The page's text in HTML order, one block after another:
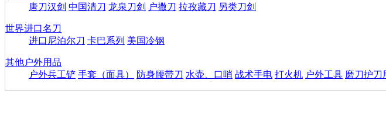
唐刀汉剑 中国清刀 龙泉刀剑 户撒刀 拉孜藏刀 另类刀剑
世界进口名刀
进口尼泊尔刀 卡巴系列 美国冷钢
其他户外用品
户外兵工铲 手套（面具） 防身腰带刀 水壶、口哨 战术手电 打火机 户外工具 磨刀护刀